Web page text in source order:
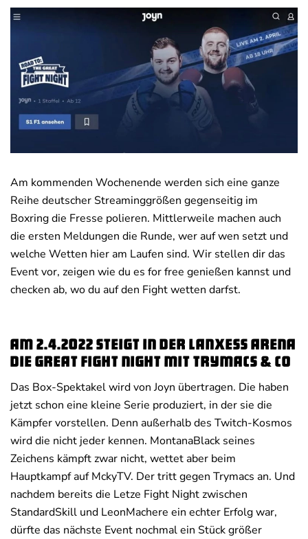
Deals News
Am kommenden Wochenende werden sich eine ganze
Reihe deutscher Streaminggrößen gegenseitig im
Boxring die Fresse polieren. Mittlerweile machen auch
die ersten Meldungen die Runde, wer auf wen setzt und
welche Wetten hier am Laufen sind. Wir stellen dir das
Event vor, zeigen wie du es for free genießen kannst und
checken ab, wo du auf den Fight wetten darfst.
Am 2.4.2022 steigt in der Lanxess Arena
die Great Fight Night mit Trymacs & Co
Das Box-Spektakel wird von Joyn übertragen. Die haben
jetzt schon eine kleine Serie produziert, in der sie die
Kämpfer vorstellen. Denn außerhalb des Twitch-Kosmos
wird die nicht jeder kennen. MontanaBlack seines
Zeichens kämpft zwar nicht, wettet aber beim
Hauptkampf auf MckyTV. Der tritt gegen Trymacs an. Und
nachdem bereits die Letze Fight Night zwischen
StandardSkill und LeonMachere ein echter Erfolg war,
dürfte das nächste Event nochmal ein Stück größer